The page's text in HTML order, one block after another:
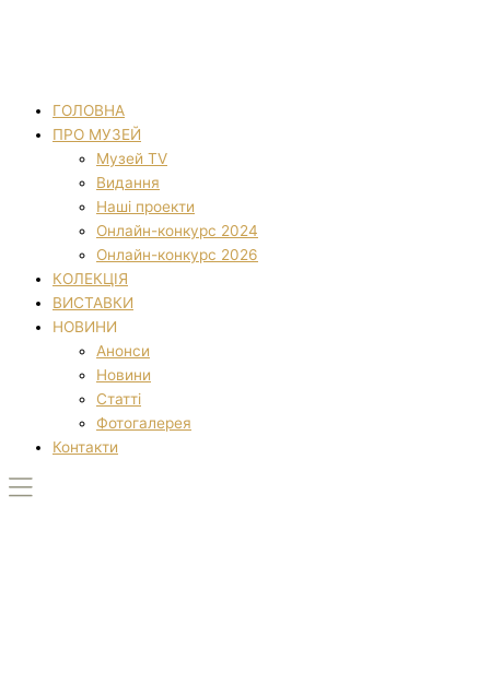
ГОЛОВНА
ПРО МУЗЕЙ
Музей TV
Видання
Наші проекти
Онлайн-конкурс 2024
Онлайн-конкурс 2026
КОЛЕКЦІЯ
ВИСТАВКИ
НОВИНИ
Анонси
Новини
Статті
Фотогалерея
Контакти